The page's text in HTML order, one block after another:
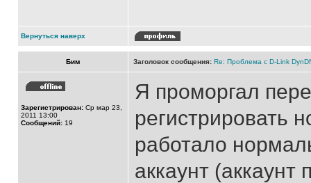
Вернуться наверх
Бим Заголовок сообщения: Re: Проблема с D-Link
Зарегистрирован: Ср мар 23,
2011 13:00
Сообщений: 19
Я проморгал
регистрировать
работало
аккаунт